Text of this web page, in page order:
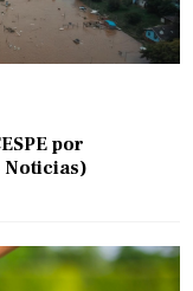
por
Noticias)